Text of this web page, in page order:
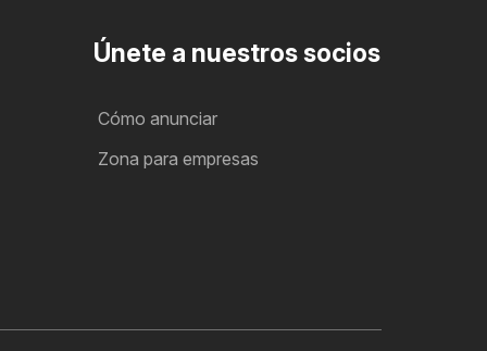
Únete a nuestros socios
Cómo anunciar
Zona para empresas